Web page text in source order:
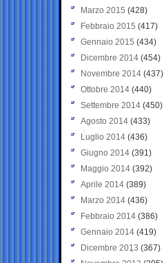
Marzo 2015 (428)
Febbraio 2015 (417)
Gennaio 2015 (434)
Dicembre 2014 (454)
Novembre 2014 (437)
Ottobre 2014 (440)
Settembre 2014 (450)
Agosto 2014 (433)
Luglio 2014 (436)
Giugno 2014 (391)
Maggio 2014 (392)
Aprile 2014 (389)
Marzo 2014 (436)
Febbraio 2014 (386)
Gennaio 2014 (419)
Dicembre 2013 (367)